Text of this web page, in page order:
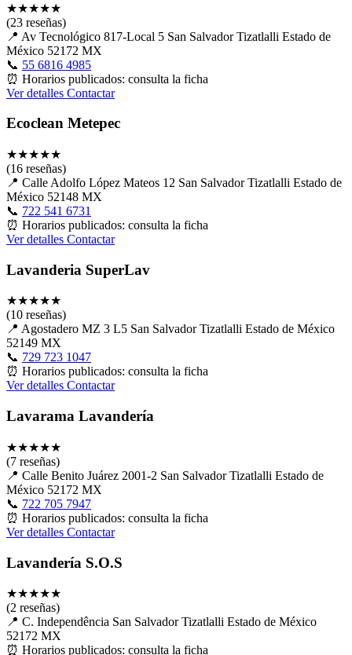
★★★★★
(23 reseñas)
📍 Av Tecnológico 817-Local 5 San Salvador Tizatlalli Estado de
México 52172 MX
📞 55 6816 4985
⏰ Horarios publicados: consulta la ficha
Ver detalles Contactar
Ecoclean Metepec
★★★★★
(16 reseñas)
📍 Calle Adolfo López Mateos 12 San Salvador Tizatlalli Estado de
México 52148 MX
📞 722 541 6731
⏰ Horarios publicados: consulta la ficha
Ver detalles Contactar
Lavanderia SuperLav
★★★★★
(10 reseñas)
📍 Agostadero MZ 3 L5 San Salvador Tizatlalli Estado de México
52149 MX
📞 729 723 1047
⏰ Horarios publicados: consulta la ficha
Ver detalles Contactar
Lavarama Lavandería
★★★★★
(7 reseñas)
📍 Calle Benito Juárez 2001-2 San Salvador Tizatlalli Estado de
México 52172 MX
📞 722 705 7947
⏰ Horarios publicados: consulta la ficha
Ver detalles Contactar
Lavandería S.O.S
★★★★★
(2 reseñas)
📍 C. Independência San Salvador Tizatlalli Estado de México
52172 MX
⏰ Horarios publicados: consulta la ficha